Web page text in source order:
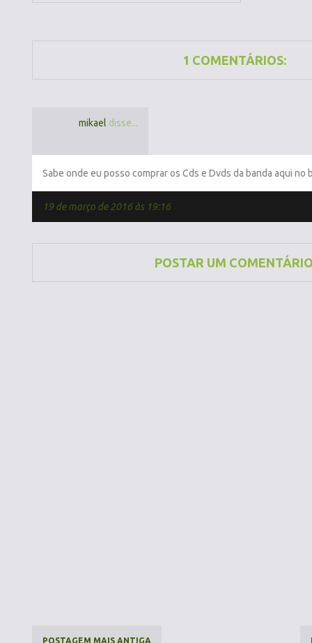
1 COMENTÁRIOS:
mikael disse...
Sabe onde eu posso comprar os Cds e Dvds da banda aqui no
19 de março de 2016 às 19:16
POSTAR UM
POSTAGEM MAIS ANTIGA